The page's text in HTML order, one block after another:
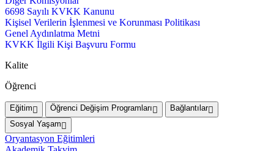
6698 Sayılı KVKK Kanunu
Kişisel Verilerin İşlenmesi ve Korunması Politikası
Genel Aydınlatma Metni
KVKK İlgili Kişi Başvuru Formu
Kalite
Öğrenci
Eğitim Öğrenci Değişim Programları
Bağlantılar
Sosyal Yaşam
Oryantasyon Eğitimleri